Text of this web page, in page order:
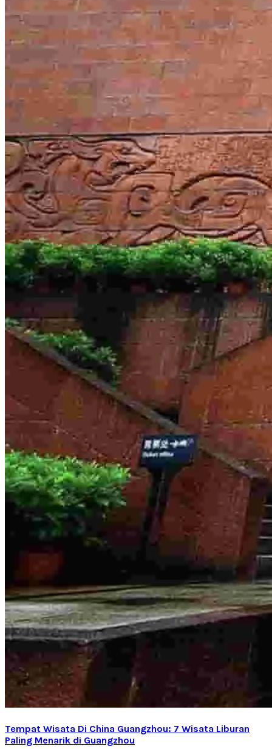
Tempat Wisata Di China Guangzhou: 7 Wisata Liburan
Paling Menarik di Guangzhou